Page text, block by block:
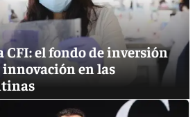
CFI: el fondo de inversión
en las